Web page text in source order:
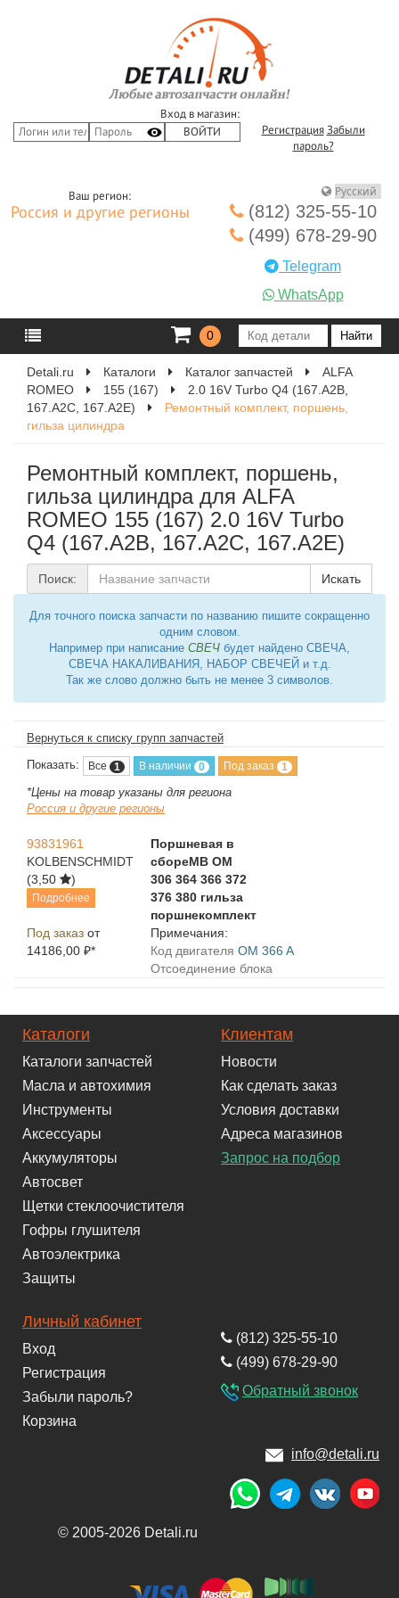
Вход в магазин:
Регистрация Забыли
пароль?
Ваш регион:
Россия и другие регионы
(812) 325-55-10
(499) 678-29-90
Telegram
WhatsApp
0
Detali.ru Каталоги Каталог запчастей
ALFA
ROMEO
155 (167)
2.0 16V Turbo Q4 (167.A2B,
167.A2C, 167.A2E)
Ремонтный комплект, поршень,
гильза цилиндра
Ремонтный комплект, поршень,
гильза цилиндра для ALFA
ROMEO 155 (167) 2.0 16V Turbo
Q4 (167.A2B, 167.A2C, 167.A2E)
Поиск: Искать
Для точного поиска запчасти по названию пишите сокращенно
одним словом.
Например при написание СВЕЧ будет найдено СВЕЧА,
СВЕЧА НАКАЛИВАНИЯ, НАБОР СВЕЧЕЙ и т.д.
Так же слово должно быть не менее 3 символов.
Вернуться к списку групп запчастей
Показать: Все 1 В наличии 0 Под заказ 1
*Цены на товар указаны для региона
Россия и другие регионы
93831961
KOLBENSCHMIDT
(3,50
)
Подробнее
Поршневая в
сбореMB OM
306 364 366 372
376 380 гильза
поршнекомплект
Под заказ от
14186,00 ₽*
Примечания:
Код двигателя OM 366 A
Отсоединение блока
Каталоги
Каталоги запчастей
Масла и автохимия
Инструменты
Аксессуары
Аккумуляторы
Автосвет
Щетки стеклоочистителя
Гофры глушителя
Автоэлектрика
Защиты
Клиентам
Новости
Как сделать заказ
Условия доставки
Адреса магазинов
Запрос на подбор
Личный кабинет
Вход
Регистрация
Забыли пароль?
Корзина
(812) 325-55-10
(499) 678-29-90
Обратный звонок
info@detali.ru
© 2005-2026 Detali.ru